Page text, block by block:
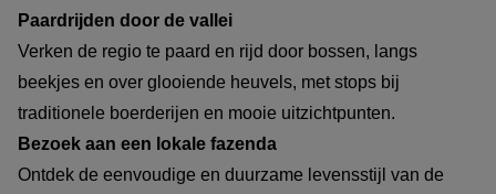
Paardrijden door de vallei
Verken de regio te paard en rijd door bossen, langs
beekjes en over glooiende heuvels, met stops bij
traditionele boerderijen en mooie uitzichtpunten.
Bezoek aan een lokale fazenda
Ontdek de eenvoudige en duurzame levensstijl van de